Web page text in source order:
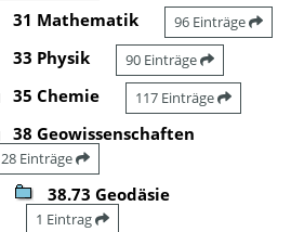
31 Mathematik 96 Einträge
33 Physik 90 Einträge
35 Chemie 117 Einträge
38 Geowissenschaften
28 Einträge
38.73 Geodäsie
1 Eintrag